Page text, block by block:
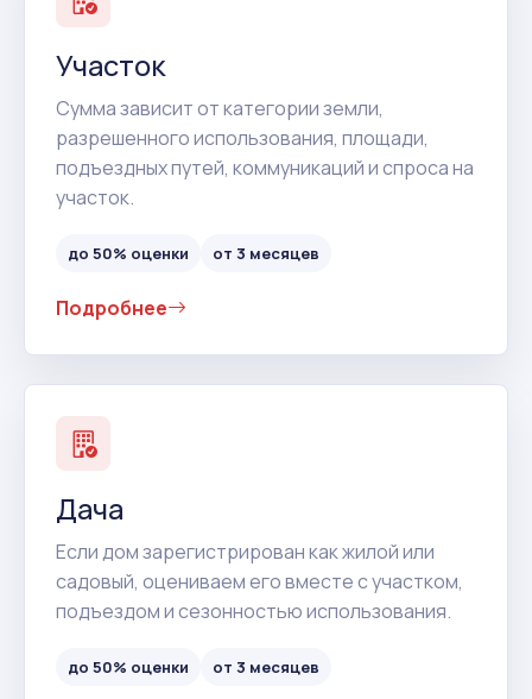
Участок
Сумма зависит от категории земли,
разрешенного использования, площади,
подъездных путей, коммуникаций и спроса на
участок.
до 50% оценки от 3 месяцев
Подробнее
Дача
Если дом зарегистрирован как жилой или
садовый, оцениваем его вместе с участком,
подъездом и сезонностью использования.
до 50% оценки от 3 месяцев